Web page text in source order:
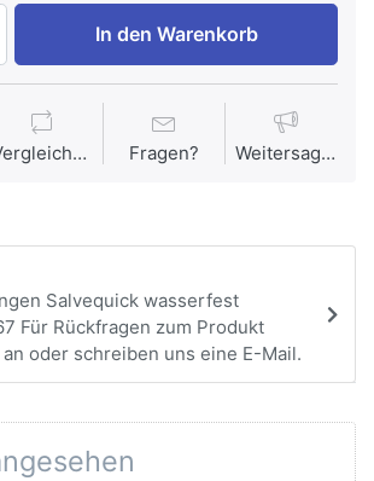
In den Warenkorb
Vergleichen Fragen? Weitersagen
Salvequick wasserfest
Für Rückfragen zum Produkt
oder schreiben uns eine E-Mail.